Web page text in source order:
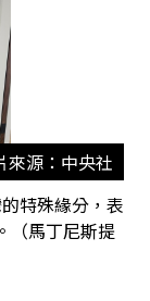
來源：中央社
特殊緣分，表
（馬丁尼斯提